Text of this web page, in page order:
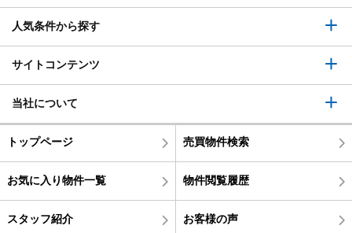
人気条件から探す
サイトコンテンツ
当社について
トップページ 売買物件検索
お気に入り物件一覧 物件閲覧履歴
スタッフ紹介 お客様の声